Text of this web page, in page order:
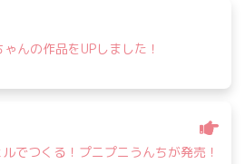
んの作品をUPしました！
でつくる！プニプニうんちが発売！